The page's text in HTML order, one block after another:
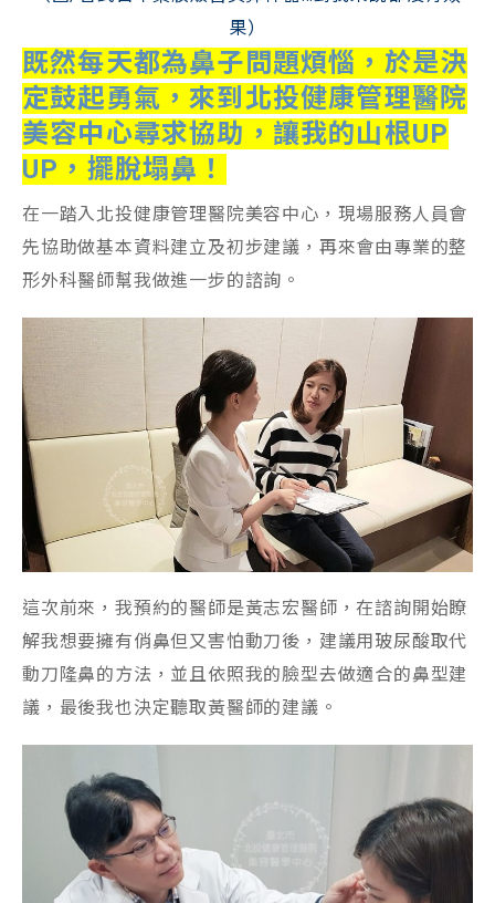
果）
既然每天都為鼻子問題煩惱，於是決
定鼓起勇氣，來到北投健康管理醫院
美容中心尋求協助，讓我的山根UP
UP，擺脫塌鼻！
在一踏入北投健康管理醫院美容中心，現場服務人員會
先協助做基本資料建立及初步建議，再來會由專業的整
形外科醫師幫我做進一步的諮詢。
這次前來，我預約的醫師是黃志宏醫師，在諮詢開始瞭
解我想要擁有俏鼻但又害怕動刀後，建議用玻尿酸取代
動刀隆鼻的方法，並且依照我的臉型去做適合的鼻型建
議，最後我也決定聽取黃醫師的建議。